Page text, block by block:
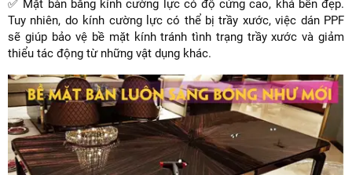
✅ Mặt bàn bằng kính cường lực có độ cứng cao, khá bền đẹp.
Tuy nhiên, do kính cường lực có thể bị trầy xước, việc dán PPF
sẽ giúp bảo vệ bề mặt kính tránh tình trạng trầy xước và giảm
thiểu tác động từ những vật dụng khác.